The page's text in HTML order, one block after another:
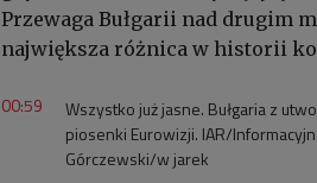
Przewaga Bułgarii nad drugim
największa różnica w historii
00:59
Wszystko już jasne. Bułgaria z
piosenki Eurowizji. IAR/
Górczewski/w jarek